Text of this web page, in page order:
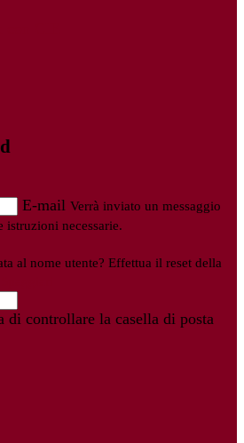
E-mail Verrà inviato un messaggio
necessarie.
al nome utente? Effettua il reset della
di controllare la casella di posta